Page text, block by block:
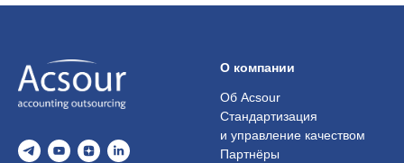
О компании
Об Acsour
Стандартизация
и управление качеством
Партнёры